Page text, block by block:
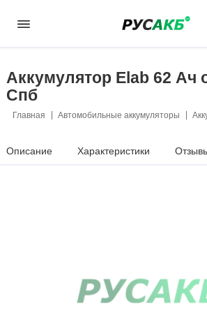
Аккумулятор Elab 62 Ач
Спб
Главная Автомобильные аккумуляторы
Описание Характеристики